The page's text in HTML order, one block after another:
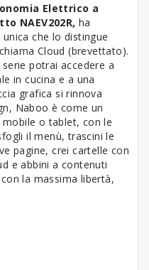
Elettrico a
NAEV202R, ha
che lo distingue
Cloud (brevettato).
potrai accedere a
in cucina e a una
grafica si rinnova
Naboo è come un
o tablet, con le
il menù, trascini le
pagine, crei cartelle con
e abbini a contenuti
la massima libertà,